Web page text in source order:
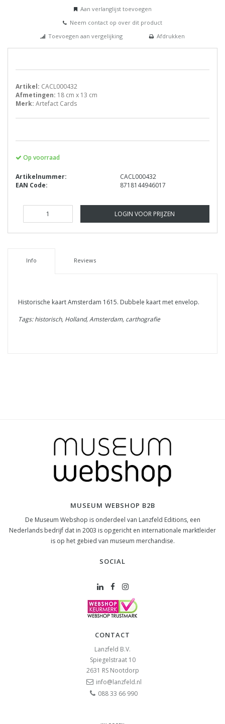
Aan verlanglijst toevoegen
Neem contact op over dit product
Toevoegen aan vergelijking
Afdrukken
Artikel: CACL000432
Afmetingen: 18 cm x 13 cm
Merk: Artefact Cards
Op voorraad
Artikelnummer:
CACL000432
EAN Code:
8718144946017
LOGIN VOOR PRIJZEN
Info Reviews
Historische kaart Amsterdam 1615. Dubbele kaart met envelop.
Tags: historisch, Holland, Amsterdam, carthografie
MUSEUM WEBSHOP B2B
De Museum Webshop is onderdeel van Lanzfeld Editions, een
Nederlands bedrijf dat in 2003 is opgericht en internationale marktleider
is op het gebied van museum merchandise.
SOCIAL
CONTACT
Lanzfeld B.V.
Spiegelstraat 10
2631 RS Nootdorp
info@lanzfeld.nl
088 33 66 990